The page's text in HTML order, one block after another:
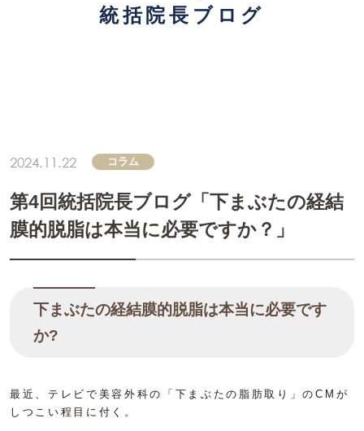
統括院長ブログ
2024.11.22 コラム
第4回統括院長ブログ「下まぶたの経結
膜的脱脂は本当に必要ですか？」
下まぶたの経結膜的脱脂は本当に必要です
か?
最近、テレビで美容外科の「下まぶたの脂肪取り」のCMが
しつこい程目に付く。